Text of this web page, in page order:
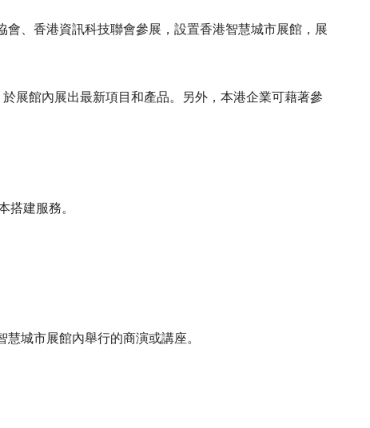
、香港資訊科技聯會參展，設置香港智慧城市展館，展
展館內展出最新項目和產品。另外，本港企業可藉著參
建服務。
城市展館內舉行的商演或講座。